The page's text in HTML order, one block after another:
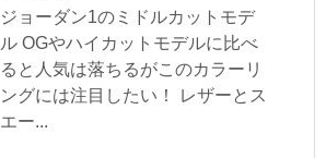
ジョーダン1のミドルカットモデ
ル OGやハイカットモデルに比べ
ると人気は落ちるがこのカラーリ
ングには注目したい！ レザーとス
エー...